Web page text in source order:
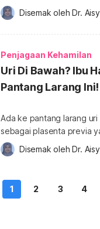
Dalam perkongsian
boleh diamalkan. Untuk mendapatkan lebih banyak info tentang Kehamilan, sila
dapatkannya di sini. Hb
Disemak oleh Dr.
Penjagaan Kehamilan
Uri Di Bawah? Ibu
Pantang Larang Ini!
Ada ke pantang larang
sebagai plasenta previa
selanjutnya untuk
Untuk mendapatkan lebih
Hakikatnya kedua-dua itu
Disemak oleh Dr.
1 2 3 4